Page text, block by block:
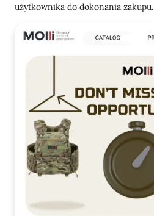
użytkownika do dokonania zakupu.